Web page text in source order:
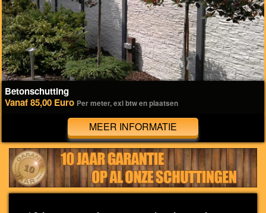
Betonschutting
Vanaf 85,00 Euro Per meter, exl btw en plaatsen
MEER INFORMATIE